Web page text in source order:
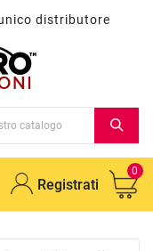
distributore
Registrati
0